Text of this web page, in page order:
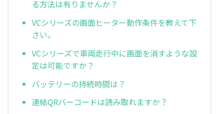
る方法は有りませんか？
VCシリーズの画面ヒーター動作条件を教えて下
さい。
VCシリーズで車両走行中に画面を消すような設
定は可能ですか？
バッテリーの持続時間は？
連結QRバーコードは読み取れますか？